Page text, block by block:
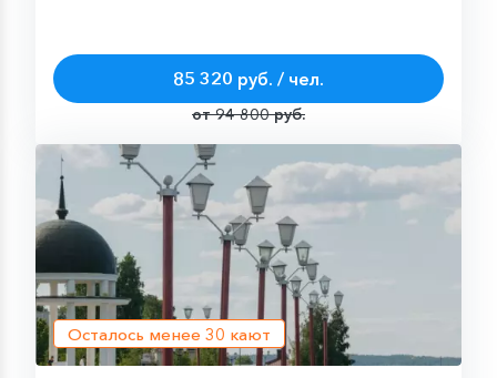
85 320 руб. / чел.
от 94 800 руб.
Осталось менее 30 кают